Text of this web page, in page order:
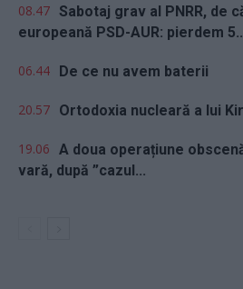
08.47 Sabotaj grav al PNRR, de
europeană PSD-AUR: pierdem
06.44 De ce nu avem baterii
20.57 Ortodoxia nucleară a lui
19.06 A doua operațiune
vară, după ”cazul...